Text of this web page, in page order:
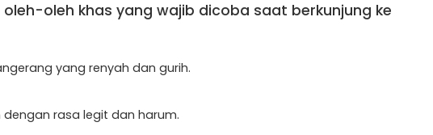
oleh-oleh khas yang wajib dicoba saat berkunjung ke
yang renyah dan gurih.
rasa legit dan harum.